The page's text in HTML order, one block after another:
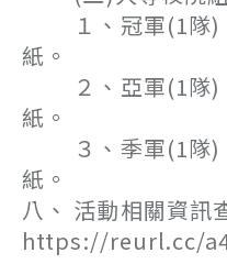
１、冠軍(1隊)
紙。
２、亞軍(1隊)
紙。
３、季軍(1隊)
紙。
八、 活動相關資訊
https://reurl.cc/